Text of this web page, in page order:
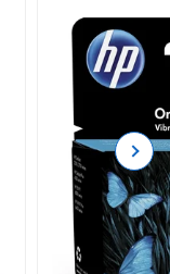
Next